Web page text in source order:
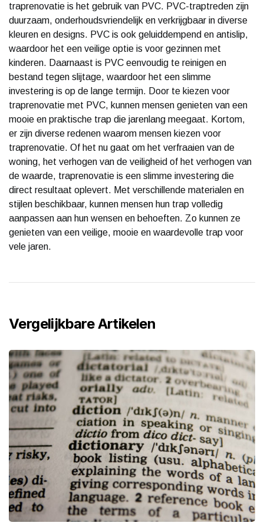
traprenovatie is het gebruik van PVC. PVC-traptreden zijn
duurzaam, onderhoudsvriendelijk en verkrijgbaar in diverse
kleuren en designs. PVC is ook geluiddempend en antislip,
waardoor het een veilige optie is voor gezinnen met
kinderen. Daarnaast is PVC eenvoudig te reinigen en
bestand tegen slijtage, waardoor het een slimme
investering is op de lange termijn. Door te kiezen voor
traprenovatie met PVC, kunnen mensen genieten van een
mooie en praktische trap die jarenlang meegaat. Kortom,
er zijn diverse redenen waarom mensen kiezen voor
traprenovatie. Of het nu gaat om het verfraaien van de
woning, het verhogen van de veiligheid of het verhogen van
de waarde, traprenovatie is een slimme investering die
direct resultaat oplevert. Met verschillende materialen en
stijlen beschikbaar, kunnen mensen hun trap volledig
aanpassen aan hun wensen en behoeften. Zo kunnen ze
genieten van een veilige, mooie en waardevolle trap voor
vele jaren.
Vergelijkbare Artikelen